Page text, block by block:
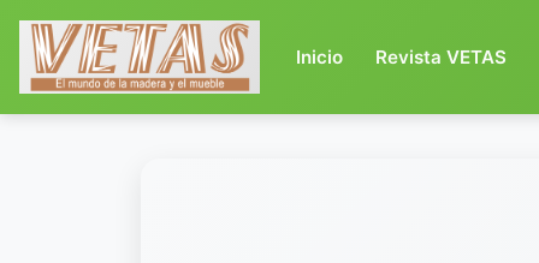
Inicio(current)
Revista VETAS